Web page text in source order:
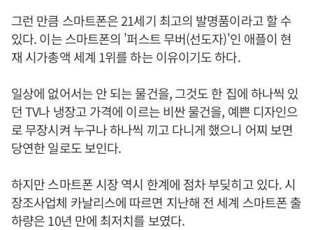
그런 만큼 스마트폰은 21세기 최고의 발명품이라고 할 수
있다. 이는 스마트폰의 '퍼스트 무버(선도자)'인 애플이 현
재 시가총액 세계 1위를 하는 이유이기도 하다.
일상에 없어서는 안 되는 물건을, 그것도 한 집에 하나씩 있
던 TV나 냉장고 가격에 이르는 비싼 물건을, 예쁜 디자인으
로 무장시켜 누구나 하나씩 끼고 다니게 했으니 어찌 보면
당연한 일로도 보인다.
하지만 스마트폰 시장 역시 한계에 점차 부딪히고 있다. 시
장조사업체 카날리스에 따르면 지난해 전 세계 스마트폰 출
하량은 10년 만에 최저치를 보였다.